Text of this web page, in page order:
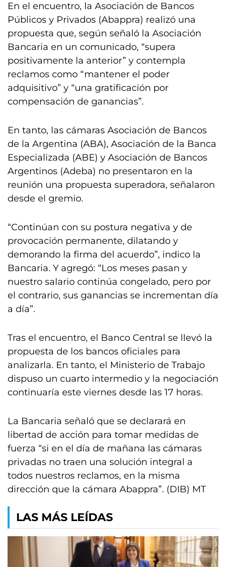
En el encuentro, la Asociación de Bancos
Públicos y Privados (Abappra) realizó una
propuesta que, según señaló la Asociación
Bancaria en un comunicado, “supera
positivamente la anterior” y contempla
reclamos como “mantener el poder
adquisitivo” y “una gratificación por
compensación de ganancias”.
En tanto, las cámaras Asociación de Bancos
de la Argentina (ABA), Asociación de la Banca
Especializada (ABE) y Asociación de Bancos
Argentinos (Adeba) no presentaron en la
reunión una propuesta superadora, señalaron
desde el gremio.
“Continúan con su postura negativa y de
provocación permanente, dilatando y
demorando la firma del acuerdo”, indico la
Bancaria. Y agregó: “Los meses pasan y
nuestro salario continúa congelado, pero por
el contrario, sus ganancias se incrementan día
a día”.
Tras el encuentro, el Banco Central se llevó la
propuesta de los bancos oficiales para
analizarla. En tanto, el Ministerio de Trabajo
dispuso un cuarto intermedio y la negociación
continuaría este viernes desde las 17 horas.
La Bancaria señaló que se declarará en
libertad de acción para tomar medidas de
fuerza “si en el día de mañana las cámaras
privadas no traen una solución integral a
todos nuestros reclamos, en la misma
dirección que la cámara Abappra”. (DIB) MT
LAS MÁS LEÍDAS